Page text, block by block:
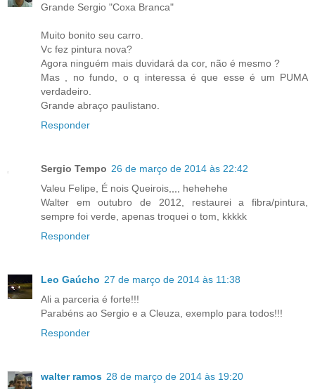
Grande Sergio "Coxa Branca"
Muito bonito seu carro.
Vc fez pintura nova?
Agora ninguém mais duvidará da cor, não é mesmo ?
Mas , no fundo, o q interessa é que esse é um PUMA
verdadeiro.
Grande abraço paulistano.
Responder
Sergio Tempo 26 de março de 2014 às 22:42
Valeu Felipe, É nois Queirois,,,, hehehehe
Walter em outubro de 2012, restaurei a fibra/pintura,
sempre foi verde, apenas troquei o tom, kkkkk
Responder
Leo Gaúcho 27 de março de 2014 às 11:38
Ali a parceria é forte!!!
Parabéns ao Sergio e a Cleuza, exemplo para todos!!!
Responder
walter ramos 28 de março de 2014 às 19:20